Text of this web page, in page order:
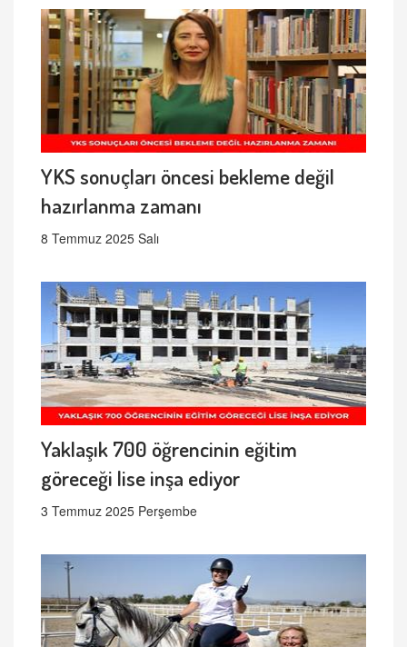
YKS sonuçları öncesi bekleme değil
hazırlanma zamanı
8 Temmuz 2025 Salı
Yaklaşık 700 öğrencinin eğitim
göreceği lise inşa ediyor
3 Temmuz 2025 Perşembe